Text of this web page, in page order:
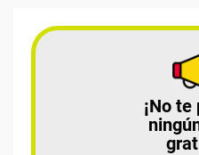
¡No